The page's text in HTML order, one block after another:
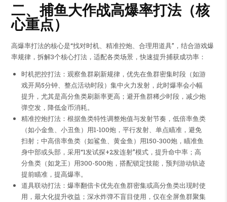
二、捕鱼大作战高爆率打法（核
心重点）
高爆率打法的核心是“找对时机、精准控炮、合理用道具”，结合游戏爆
率规律，拆解3个核心打法，适配各类场景，快速提升捕获成功率：
时机把控打法：观察鱼群刷新规律，优先在鱼群密集时段（如游
戏开局5分钟、整点活动时段）集中火力发射，此时爆率会小幅
提升，尤其是高分鱼类刷新率更高；避开鱼群稀少时段，减少炮
弹空发，降低金币消耗。
精准控炮打法：根据鱼类特性调整炮值与发射节奏，低倍率鱼类
（如小金鱼、小丑鱼）用1-100炮，平行发射、单点瞄准，避免
扫射；中高倍率鱼类（如鲨鱼、黄金鱼）用150-300炮，瞄准鱼
身中部或头部，采用“1发试探+2发连射”模式，提升命中率；高
分鱼类（如龙王）用300-500炮，搭配锁定技能，预判游动轨迹
提前瞄准，提高爆率。
道具联动打法：爆率翻倍卡优先在鱼群密集或高分鱼类出现时使
用，最大化提升收益；深水炸弹不盲目使用，仅在全屏鱼群聚集